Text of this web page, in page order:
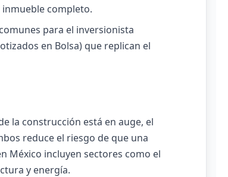
completo.
para el inversionista
en Bolsa) que replican el
la construcción está en auge, el
reduce el riesgo de que una
México incluyen sectores como el
y energía.